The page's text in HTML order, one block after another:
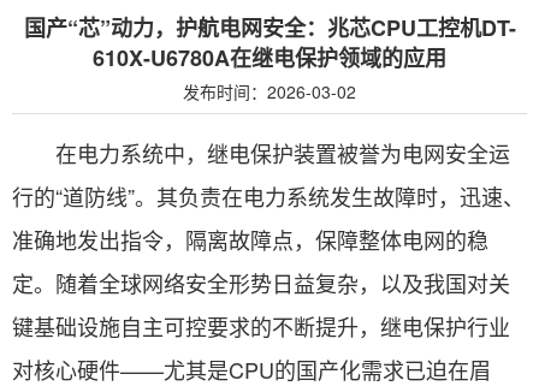
国产“芯”动力，护航电网安全：兆芯CPU工控机DT-
610X-U6780A在继电保护领域的应用
发布时间：2026-03-02
在电力系统中，继电保护装置被誉为电网安全运
行的“道防线”。其负责在电力系统发生故障时，迅速、
准确地发出指令，隔离故障点，保障整体电网的稳
定。随着全球网络安全形势日益复杂，以及我国对关
键基础设施自主可控要求的不断提升，继电保护行业
对核心硬件——尤其是CPU的国产化需求已迫在眉